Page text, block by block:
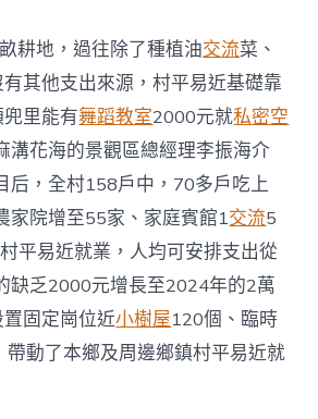
耕地，過往除了種植油交流菜、
其他支出來源，村平易近基礎靠
里能有舞蹈教室2000元就私密空
溝花海的景觀區總經理李振海介
后，全村158戶中，70多戶吃上
家院增至55家、家庭賓館1交流5
平易近就業，人均可安排支出從
缺乏2000元增長至2024年的2萬
固定崗位近小樹屋120個、臨時
動了本鄉及周邊鄉鎮村平易近就